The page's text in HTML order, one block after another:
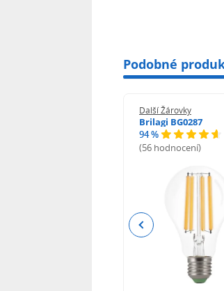
Podobné
Další Žárovky
Brilagi BG0287
94 %
(56 hodnocení)
Previous